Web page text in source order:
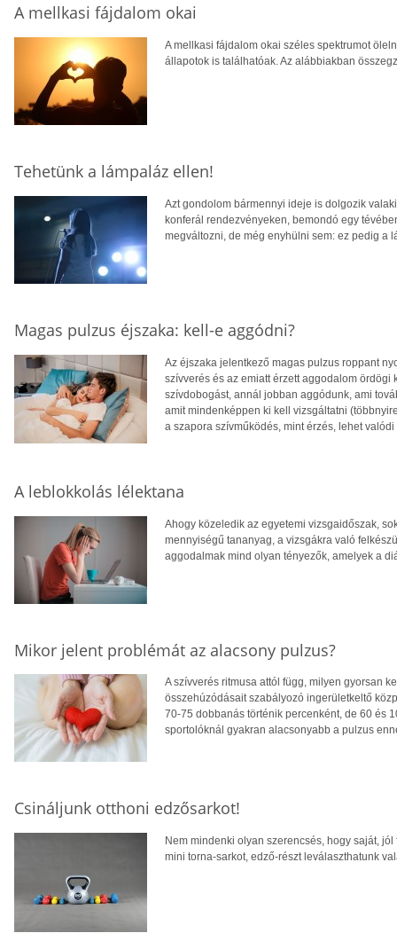
A mellkasi fájdalom okai
A mellkasi fájdalom okai széles spektrumot
állapotok is találhatóak. Az alábbiakban
Tehetünk a lámpaláz ellen!
Azt gondolom bármennyi ideje is dolgozik
konferál rendezvényeken, bemondó egy
megváltozni, de még enyhülni sem: ez pedig a
Magas pulzus éjszaka: kell-e aggódni?
Az éjszaka jelentkező magas pulzus roppant
szívverés és az emiatt érzett aggodalom
szívdobogást, annál jobban aggódunk, ami
amit mindenképpen ki kell vizsgáltatni
a szapora szívműködés, mint érzés, lehet
A leblokkolás lélektana
Ahogy közeledik az egyetemi vizsgaidőszak,
mennyiségű tananyag, a vizsgákra való
aggodalmak mind olyan tényezők, amelyek a
Mikor jelent problémát az alacsony pulzus?
A szívverés ritmusa attól függ, milyen gyorsan
összehúzódásait szabályozó ingerületkeltő
70-75 dobbanás történik percenként, de 60 és
sportolóknál gyakran alacsonyabb a pulzus
Csináljunk otthoni edzősarkot!
Nem mindenki olyan szerencsés, hogy saját,
mini torna-sarkot, edző-részt leválaszthatunk